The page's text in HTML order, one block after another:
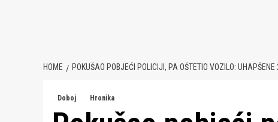
HOME POKUŠAO POBJEĆI POLICIJI, PA OŠTETIO VOZILO: UHAPŠENE
Doboj Hronika